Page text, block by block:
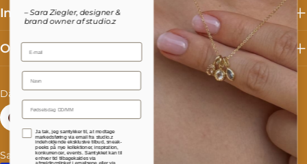
Information
Om studio.z
S
p
Dansk
L
a
n
Danmark (DKK kr.)
Salgs- og leveringsbetingelser
– Sara Ziegler, designer &
brand owner af studio.z
Email
Name
Accepterer persondatapolitik
Ja tak, jeg samtykker til, at modtage
markedsføring via email fra studio.z
indeholdende eksklusive tilbud, sneak-
peeks på nye kollektioner, inspiration,
konkurrencer, events. Samtykket kan til
enhver tid tilbagekaldes via